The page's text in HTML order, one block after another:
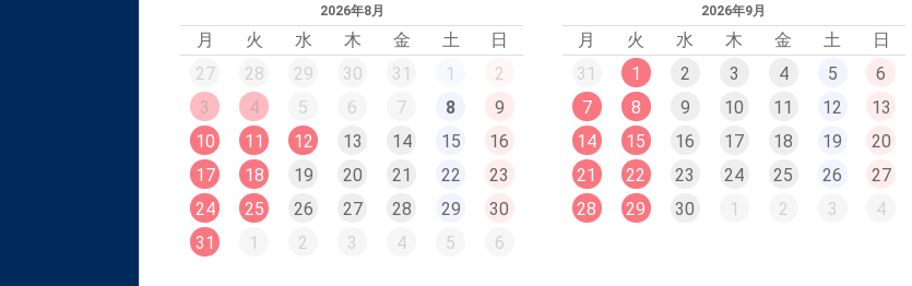
2026年8月
月 火 水 木 金 土
日
27
28 29 30 31 1
2
3
4 5 6 7 8
9
10
11 12 13 14 15
16
17
18 19 20 21 22
23
24
25 26 27 28 29
30
31
1 2 3 4 5 6
2026年9月
月 火 水 木 金 土
日
31
1 2 3 4 5
6
7
8 9 10 11 12
13
14
15 16 17 18 19
20
21
22 23 24 25 26
27
28
29 30 1 2 3 4